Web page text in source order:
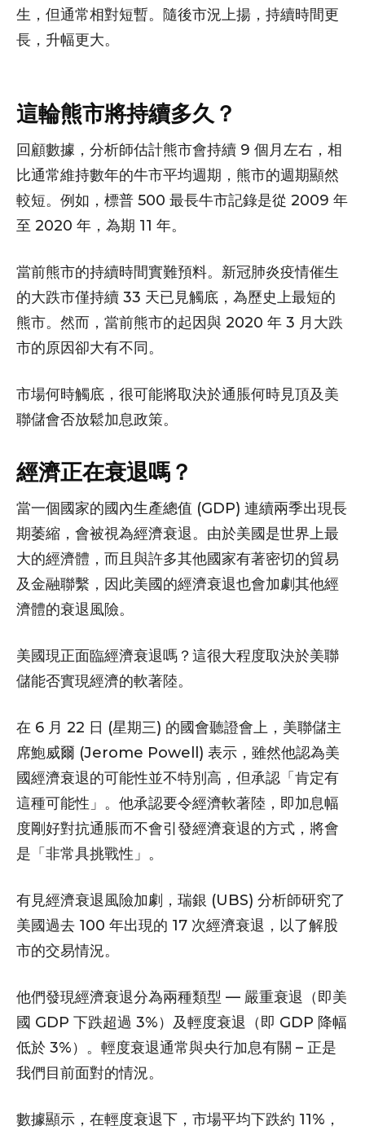
生，但通常相對短暫。隨後市況上揚，持續時間更
長，升幅更大。
這輪熊市將持續多久？
回顧數據，分析師估計熊市會持續 9 個月左右，相
比通常維持數年的牛市平均週期，熊市的週期顯然
較短。例如，標普 500 最長牛市記錄是從 2009 年
至 2020 年，為期 11 年。
當前熊市的持續時間實難預料。新冠肺炎疫情催生
的大跌市僅持續 33 天已見觸底，為歷史上最短的
熊市。然而，當前熊市的起因與 2020 年 3 月大跌
市的原因卻大有不同。
市場何時觸底，很可能將取決於通脹何時見頂及美
聯儲會否放鬆加息政策。
經濟正在衰退嗎？
當一個國家的國內生產總值 (GDP) 連續兩季出現長
期萎縮，會被視為經濟衰退。由於美國是世界上最
大的經濟體，而且與許多其他國家有著密切的貿易
及金融聯繫，因此美國的經濟衰退也會加劇其他經
濟體的衰退風險。
美國現正面臨經濟衰退嗎？這很大程度取決於美聯
儲能否實現經濟的軟著陸。
在 6 月 22 日 (星期三) 的國會聽證會上，美聯儲主
席鮑威爾 (Jerome Powell) 表示，雖然他認為美
國經濟衰退的可能性並不特別高，但承認「肯定有
這種可能性」。他承認要令經濟軟著陸，即加息幅
度剛好對抗通脹而不會引發經濟衰退的方式，將會
是「非常具挑戰性」。
有見經濟衰退風險加劇，瑞銀 (UBS) 分析師研究了
美國過去 100 年出現的 17 次經濟衰退，以了解股
市的交易情況。
他們發現經濟衰退分為兩種類型 — 嚴重衰退（即美
國 GDP 下跌超過 3%）及輕度衰退（即 GDP 降幅
低於 3%）。輕度衰退通常與央行加息有關 – 正是
我們目前面對的情況。
數據顯示，在輕度衰退下，市場平均下跌約 11%，